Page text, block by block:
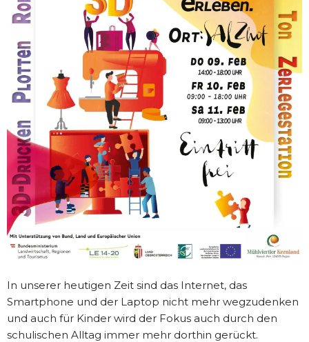
In unserer heutigen Zeit sind das Internet, das
Smartphone und der Laptop nicht mehr wegzudenken
und auch für Kinder wird der Fokus auch durch den
schulischen Alltag immer mehr dorthin gerückt.